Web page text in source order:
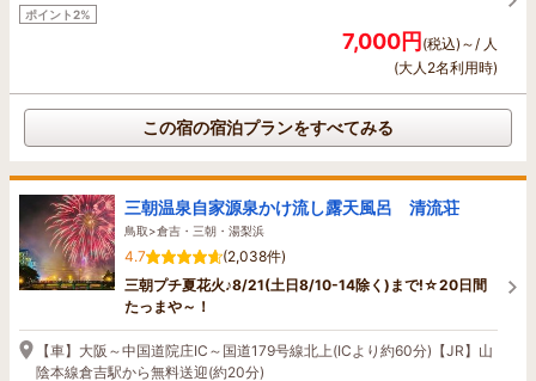
ポイント2%
7,000円(税込)～/ 人
(大人2名利用時)
この宿の宿泊プランをすべてみる
三朝温泉自家源泉かけ流し露天風呂 清流荘
鳥取>倉吉・三朝・湯梨浜
4.7
(2,038件)
三朝プチ夏花火♪8/21(土日8/10-14除く)まで!☆20日間
たっまや～！
【車】大阪～中国道院庄IC～国道179号線北上(ICより約60分)【JR】山
陰本線倉吉駅から無料送迎(約20分)